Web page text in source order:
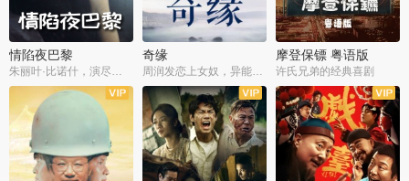
情陷夜巴黎
朱丽叶·比诺什，演尽失爱之痛
奇缘
周润发恋上女奴，异能护体战邪派
摩登保镖 粤语版
许氏兄弟的经典喜剧